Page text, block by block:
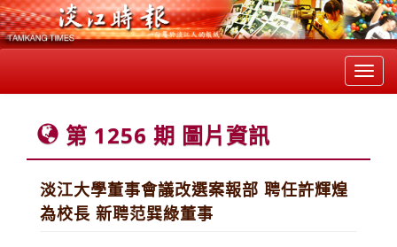
第 1256 期 圖片資訊
淡江大學董事會議改選案報部 聘任許輝煌
為校長 新聘范巽綠董事